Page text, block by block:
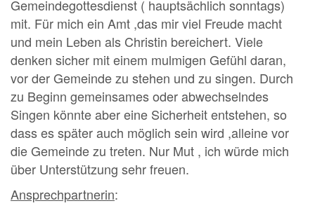
Gemeindegottesdienst ( hauptsächlich sonntags)
mit. Für mich ein Amt ,das mir viel Freude macht
und mein Leben als Christin bereichert. Viele
denken sicher mit einem mulmigen Gefühl daran,
vor der Gemeinde zu stehen und zu singen. Durch
zu Beginn gemeinsames oder abwechselndes
Singen könnte aber eine Sicherheit entstehen, so
dass es später auch möglich sein wird ,alleine vor
die Gemeinde zu treten. Nur Mut , ich würde mich
über Unterstützung sehr freuen.
Ansprechpartnerin: